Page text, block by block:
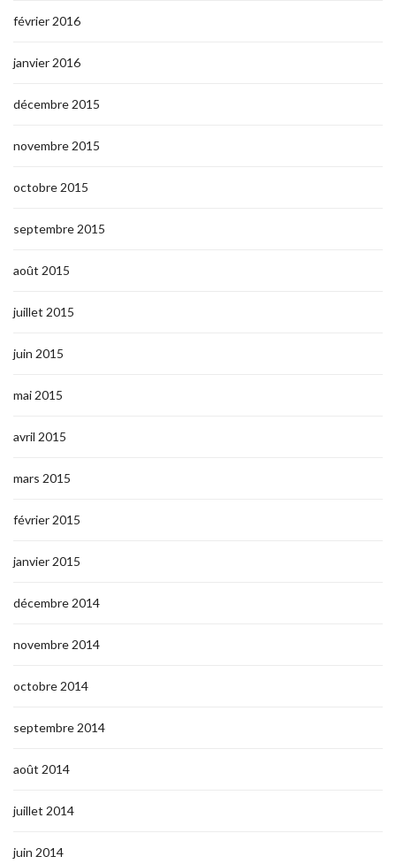
février 2016
janvier 2016
décembre 2015
novembre 2015
octobre 2015
septembre 2015
août 2015
juillet 2015
juin 2015
mai 2015
avril 2015
mars 2015
février 2015
janvier 2015
décembre 2014
novembre 2014
octobre 2014
septembre 2014
août 2014
juillet 2014
juin 2014